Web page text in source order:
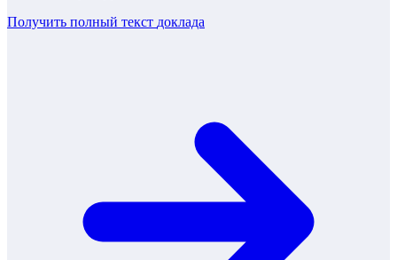
Получить полный текст доклада